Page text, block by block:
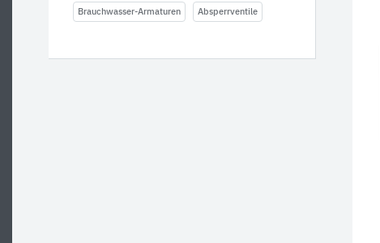
Brauchwasser-Armaturen Absperrventile